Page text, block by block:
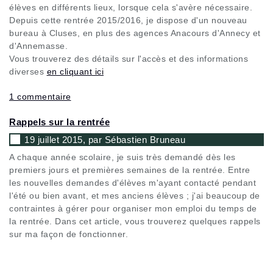
élèves en différents lieux, lorsque cela s'avère nécessaire.
Depuis cette rentrée 2015/2016, je dispose d'un nouveau
bureau à Cluses, en plus des agences Anacours d'Annecy et
d'Annemasse.
Vous trouverez des détails sur l'accès et des informations
diverses en cliquant ici
1 commentaire
Rappels sur la rentrée
19 juillet 2015, par Sébastien Bruneau
A chaque année scolaire, je suis très demandé dès les
premiers jours et premières semaines de la rentrée. Entre
les nouvelles demandes d'élèves m'ayant contacté pendant
l'été ou bien avant, et mes anciens élèves ; j'ai beaucoup de
contraintes à gérer pour organiser mon emploi du temps de
la rentrée. Dans cet article, vous trouverez quelques rappels
sur ma façon de fonctionner.